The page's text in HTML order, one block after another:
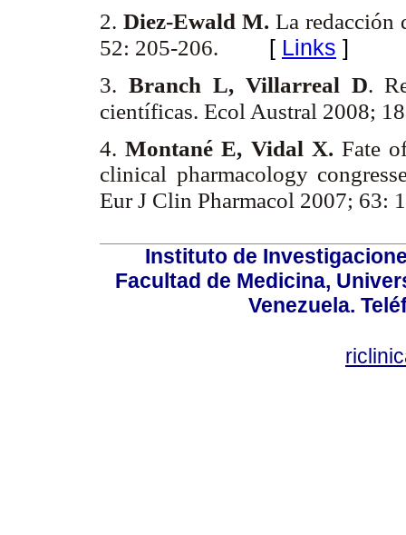
2.Diez-Ewald M. La redacción
52: 205-206. [ Links ]
3. Branch L, Villarreal D.
científicas. Ecol Austral 2008;
4. Montané E, Vidal X. Fate
clinical pharmacology
Eur J Clin Pharmacol 2007; 63:
Instituto de
Facultad de Medicina,
Venezuela.